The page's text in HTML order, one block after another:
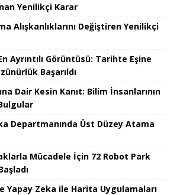
Yenilikçi Karar
Alışkanlıklarını Değiştiren Yenilikçi
Ayrıntılı Görüntüsü: Tarihte Eşine
Başarıldı
Dair Kesin Kanıt: Bilim İnsanlarının
Departmanında Üst Düzey Atama
Mücadele İçin 72 Robot Park
Yapay Zeka ile Harita Uygulamaları